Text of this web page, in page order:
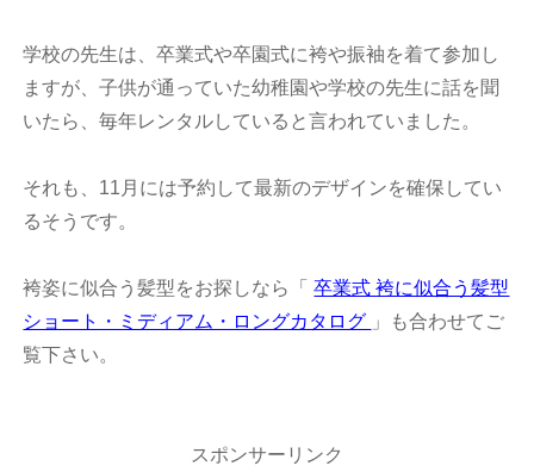
学校の先生は、卒業式や卒園式に袴や振袖を着て参加し
ますが、子供が通っていた幼稚園や学校の先生に話を聞
いたら、毎年レンタルしていると言われていました。
それも、11月には予約して最新のデザインを確保してい
るそうです。
袴姿に似合う髪型をお探しなら「卒業式 袴に似合う髪型
ショート・ミディアム・ロングカタログ 」も合わせてご
覧下さい。
スポンサーリンク